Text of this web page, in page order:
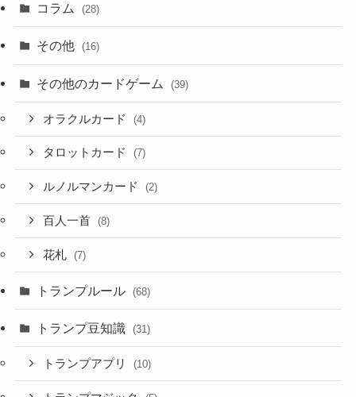
コラム (28)
その他 (16)
その他のカードゲーム (39)
オラクルカード (4)
タロットカード (7)
ルノルマンカード (2)
百人一首 (8)
花札 (7)
トランプルール (68)
トランプ豆知識 (31)
トランプアプリ (10)